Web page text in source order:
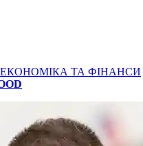
ЕКОНОМІКА ТА ФІНАНСИ